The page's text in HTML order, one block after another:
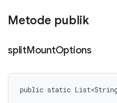
Metode publik
splitMountOptions
public static